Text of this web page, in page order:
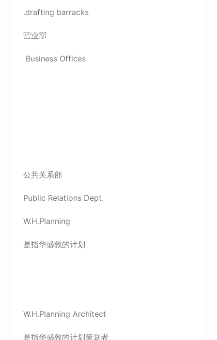
.drafting barracks
营业部
Business Offices
公共关系部
Public Relations Dept.
W.H.Planning
是指华盛敦的计划
W.H.Planning Architect
是指华盛敦的计划策划者